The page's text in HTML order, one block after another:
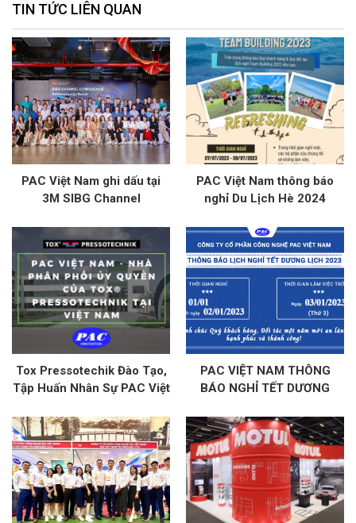
TIN TỨC LIÊN QUAN
PAC Việt Nam ghi dấu tại
3M SIBG Channel
cập nhật và bứt phá cùng
3M
PAC Việt Nam thông báo
nghỉ Du Lịch Hè 2024
Tox Pressotechik Đào Tạo,
Tập Huấn Nhân Sự PAC Việt
Dưỡng Thiết Bị Xy Lanh Tại
Nhà Máy
PAC VIỆT NAM THÔNG
BÁO NGHỈ TẾT DƯƠNG